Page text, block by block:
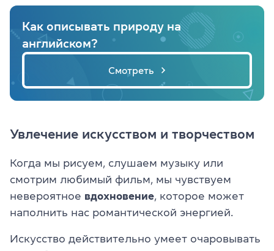
Как описывать природу на
английском?
Смотреть
Увлечение искусством и творчеством
Когда мы рисуем, слушаем музыку или
смотрим любимый фильм, мы чувствуем
невероятное вдохновение , которое может
наполнить нас романтической энергией.
Искусство действительно умеет очаровывать